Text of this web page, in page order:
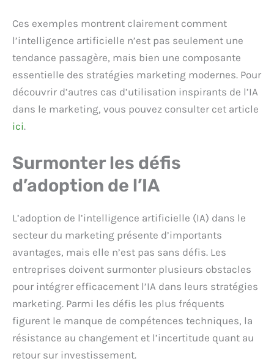
Ces exemples montrent clairement comment
l’intelligence artificielle n’est pas seulement une
tendance passagère, mais bien une composante
essentielle des stratégies marketing modernes. Pour
découvrir d’autres cas d’utilisation inspirants de l’IA
dans le marketing, vous pouvez consulter cet article
ici.
Surmonter les défis
d’adoption de l’IA
L’adoption de l’intelligence artificielle (IA) dans le
secteur du marketing présente d’importants
avantages, mais elle n’est pas sans défis. Les
entreprises doivent surmonter plusieurs obstacles
pour intégrer efficacement l’IA dans leurs stratégies
marketing. Parmi les défis les plus fréquents
figurent le manque de compétences techniques, la
résistance au changement et l’incertitude quant au
retour sur investissement.